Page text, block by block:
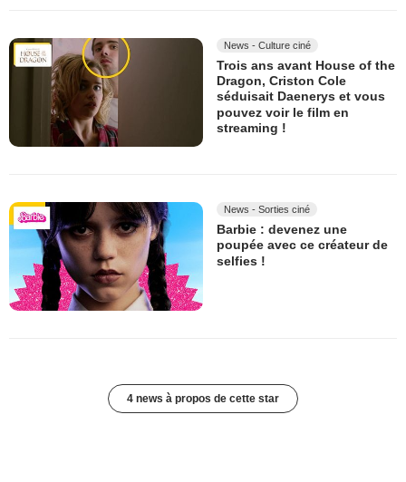
News - Culture ciné
Trois ans avant House of the
Dragon, Criston Cole
séduisait Daenerys et vous
pouvez voir le film en
streaming !
News - Sorties ciné
Barbie : devenez une
poupée avec ce créateur de
selfies !
4 news à propos de cette star